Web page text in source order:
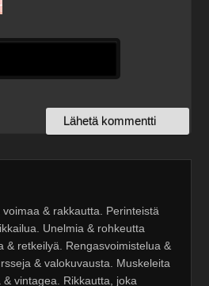
& rakkautta. Perinteistä
Unelmia & rohkeutta
& retkeilyä. Rengasvoimistelua &
& valokuvausta. Muskeleita
vintagea. Rikkautta, joka